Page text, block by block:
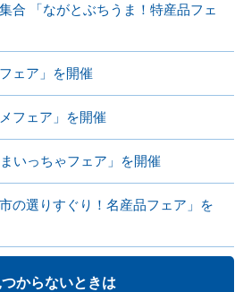
合 「ながとぶちうま！特産品フェ
ェア」を開催
フェア」を開催
いっちゃフェア」を開催
の選りすぐり！名産品フェア」を
つからないときは